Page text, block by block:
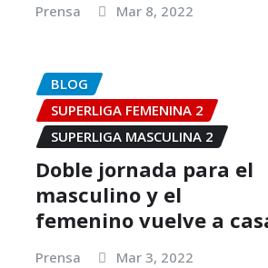
Prensa Mar 8, 2022
BLOG
SUPERLIGA FEMENINA 2
SUPERLIGA MASCULINA 2
Doble jornada para el
masculino y el
femenino vuelve a
Prensa Mar 3, 2022